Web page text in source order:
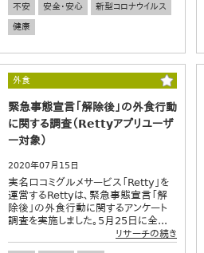
不安 安全・安心
新型コロナウイルス
健康
外食
緊急事態宣言「解除後」の外食行動
に関する調査（Rettyアプリユーザ
ー対象）
2020年07月15日
実名口コミグルメサービス「Retty」を
運営するRettyは、緊急事態宣言「解
除後」の外食行動に関するアンケート
調査を実施しました。5月25日に全...
リサーチの続き